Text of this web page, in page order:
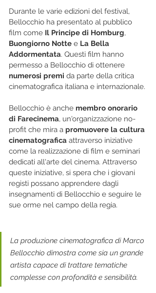
Durante le varie edizioni del festival,
Bellocchio ha presentato al pubblico
film come Il Principe di Homburg,
Buongiorno Notte e La Bella
Addormentata. Questi film hanno
permesso a Bellocchio di ottenere
numerosi premi da parte della critica
cinematografica italiana e internazionale.
Bellocchio è anche membro onorario
di Farecinema, un'organizzazione no-
profit che mira a promuovere la cultura
cinematografica attraverso iniziative
come la realizzazione di film e seminari
dedicati all'arte del cinema. Attraverso
queste iniziative, si spera che i giovani
registi possano apprendere dagli
insegnamenti di Bellocchio e seguire le
sue orme nel campo della regia.
La produzione cinematografica di Marco
Bellocchio dimostra come sia un grande
artista capace di trattare tematiche
complesse con profondità e sensibilità.